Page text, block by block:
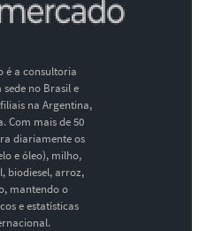
é a consultoria
no Brasil e
na Argentina,
Com mais de 50
diariamente os
e óleo), milho,
biodiesel, arroz,
mantendo o
e estatísticas